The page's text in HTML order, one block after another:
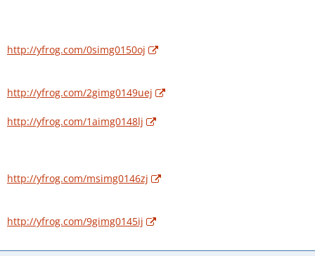
http://yfrog.com/0simg0150oj
http://yfrog.com/2gimg0149uej
http://yfrog.com/1aimg0148lj
http://yfrog.com/msimg0146zj
http://yfrog.com/9gimg0145ij